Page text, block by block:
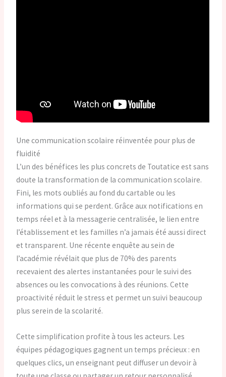
Une communication scolaire réinventée pour plus de
fluidité
L’un des bénéfices les plus concrets de Toutatice est sans
doute la transformation de la communication scolaire.
Fini, les mots oubliés au fond du cartable ou les
informations qui se perdent. Grâce aux notifications en
temps réel et à la messagerie centralisée, le lien entre
l’établissement et les familles n’a jamais été aussi direct
et transparent. Une récente enquête au sein de
l’académie révélait que plus de 70% des parents
recevaient des alertes instantanées pour le suivi des
absences ou les convocations à des réunions. Cette
proactivité réduit le stress et permet un suivi beaucoup
plus serein de la scolarité.
Cette simplification profite à tous les acteurs. Les
équipes pédagogiques gagnent un temps précieux : en
quelques clics, un enseignant peut diffuser un devoir à